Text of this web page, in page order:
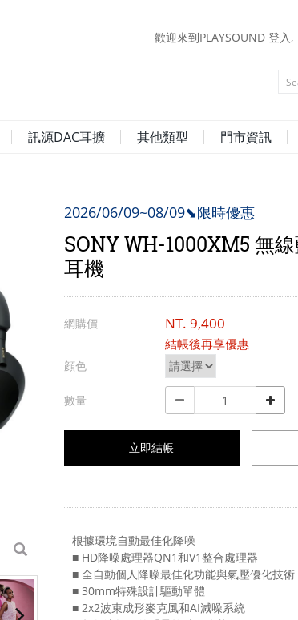
歡迎來到PLAYSOUND 登入,
訊源DAC耳擴 其他類型 門市資訊
2026/06/09~08/09⬊限時優惠
SONY WH-1000XM5 無
耳機
網購價 NT. 9,400
結帳後再享優惠
顔色
數量
立即結帳
根據環境自動最佳化降噪
■ HD降噪處理器QN1和V1整合處理器
■ 全自動個人降噪最佳化功能與氣壓優化技術
■ 30mm特殊設計驅動單體
■ 2x2波束成形麥克風和AI減噪系統